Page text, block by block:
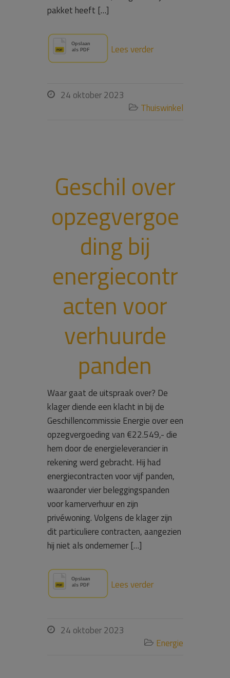
pakket heeft […]
Lees verder
 24 oktober 2023
 Thuiswinkel
Geschil over
opzegvergoe
ding bij
energiecontr
acten voor
verhuurde
panden
Waar gaat de uitspraak over? De
klager diende een klacht in bij de
Geschillencommissie Energie over een
opzegvergoeding van €22.549,- die
hem door de energieleverancier in
rekening werd gebracht. Hij had
energiecontracten voor vijf panden,
waaronder vier beleggingspanden
voor kamerverhuur en zijn
privéwoning. Volgens de klager zijn
dit particuliere contracten, aangezien
hij niet als ondernemer […]
Lees verder
 24 oktober 2023
 Energie